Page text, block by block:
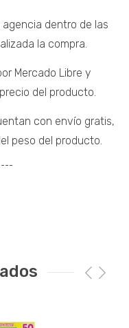
dentro de las
la compra.
Mercado Libre y
del producto.
con envío gratis,
peso del producto.